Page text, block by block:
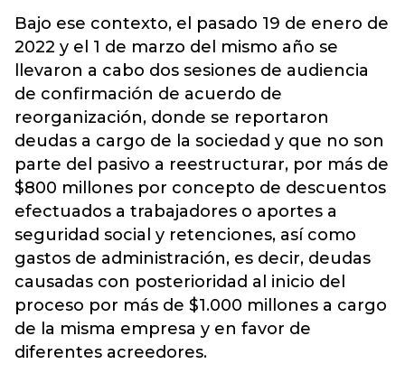
Bajo ese contexto, el pasado 19 de enero de
2022 y el 1 de marzo del mismo año se
llevaron a cabo dos sesiones de audiencia
de confirmación de acuerdo de
reorganización, donde se reportaron
deudas a cargo de la sociedad y que no son
parte del pasivo a reestructurar, por más de
$800 millones por concepto de descuentos
efectuados a trabajadores o aportes a
seguridad social y retenciones, así como
gastos de administración, es decir, deudas
causadas con posterioridad al inicio del
proceso por más de $1.000 millones a cargo
de la misma empresa y en favor de
diferentes acreedores.